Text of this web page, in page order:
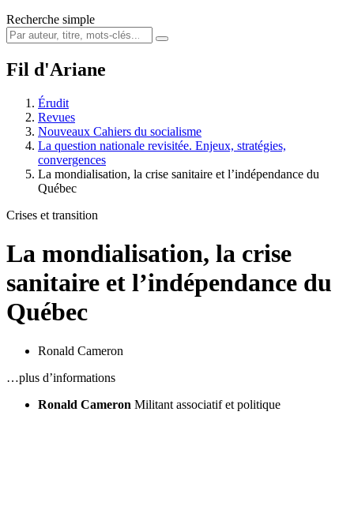
Recherche simple
Fil d'Ariane
Érudit
Revues
Nouveaux Cahiers du socialisme
La question nationale revisitée. Enjeux, stratégies,
convergences
La mondialisation, la crise sanitaire et l’indépendance du
Québec
Crises et transition
La mondialisation, la crise
sanitaire et l’indépendance du
Québec
Ronald Cameron
…plus d’informations
Ronald Cameron Militant associatif et politique